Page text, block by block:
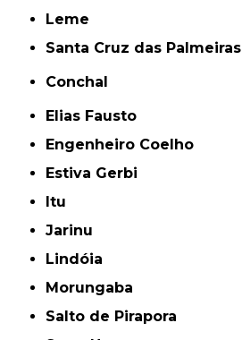
Leme
Santa Cruz das Palmeiras
Conchal
Elias Fausto
Engenheiro Coelho
Estiva Gerbi
Itu
Jarinu
Lindóia
Morungaba
Salto de Pirapora